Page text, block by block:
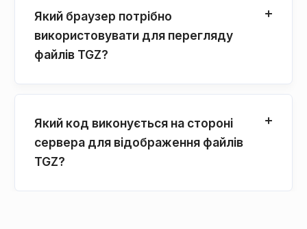
Який браузер потрібно
використовувати для перегляду
файлів TGZ?
Який код виконується на стороні
сервера для відображення файлів
TGZ?